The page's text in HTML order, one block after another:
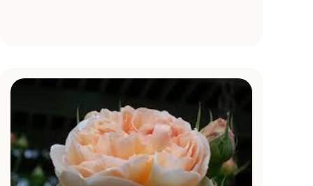
Hoa Hồng Ngoại Miranda
Miranda rose là một giống hoa hồng ngoại.